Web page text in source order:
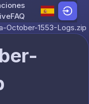
FAQ
October-1553-Logs.zip